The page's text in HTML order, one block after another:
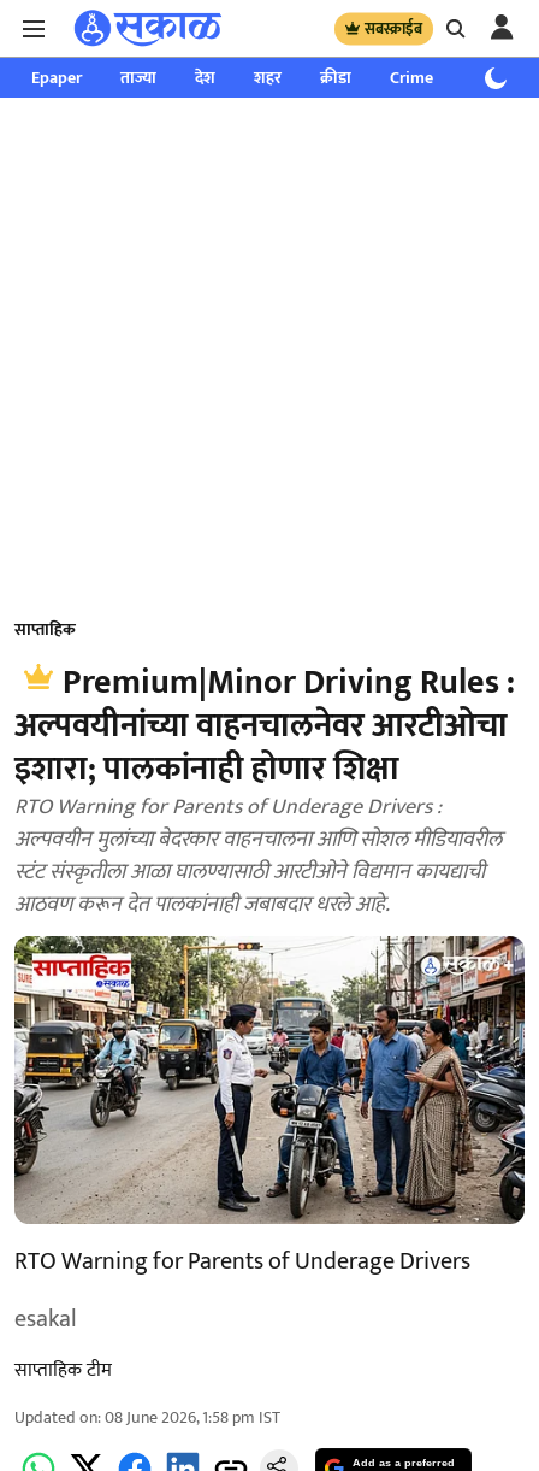
सबस्क्राईब
Epaper ताज्या देश शहर क्रीडा Crime साप्ताहिक
साप्ताहिक
Premium|Minor Driving Rules :
अल्पवयीनांच्या वाहनचालनेवर आरटीओचा
इशारा; पालकांनाही होणार शिक्षा
RTO Warning for Parents of Underage Drivers :
अल्पवयीन मुलांच्या बेदरकार वाहनचालना आणि सोशल मीडियावरील
स्टंट संस्कृतीला आळा घालण्यासाठी आरटीओने विद्यमान कायद्याची
आठवण करून देत पालकांनाही जबाबदार धरले आहे.
RTO Warning for Parents of Underage Drivers
esakal
साप्ताहिक टीम
Updated on:08 June 2026, 1:58 pm IST
Add as a preferred